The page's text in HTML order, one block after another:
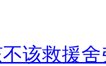
该救援舍